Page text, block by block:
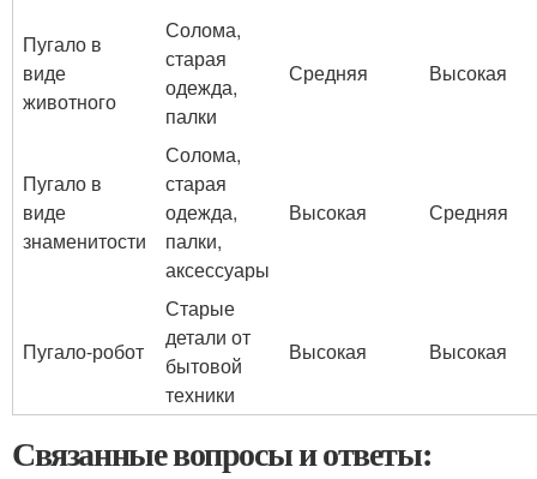
Пугало в
виде
животного
Солома,
старая
одежда,
палки
Средняя Высокая
Пугало в
виде
знаменитости
Солома,
старая
одежда,
палки,
аксессуары
Высокая Средняя
Пугало-робот
Старые
детали от
бытовой
техники
Высокая Высокая
Связанные вопросы и ответы: